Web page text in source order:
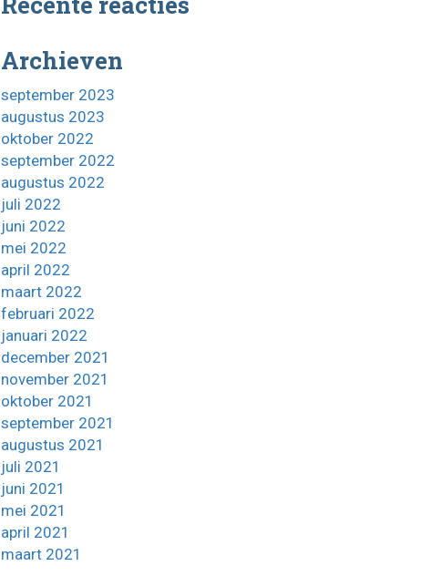
Archieven
september 2023
augustus 2023
oktober 2022
september 2022
augustus 2022
juli 2022
juni 2022
mei 2022
april 2022
maart 2022
februari 2022
januari 2022
december 2021
november 2021
oktober 2021
september 2021
augustus 2021
juli 2021
juni 2021
mei 2021
april 2021
maart 2021